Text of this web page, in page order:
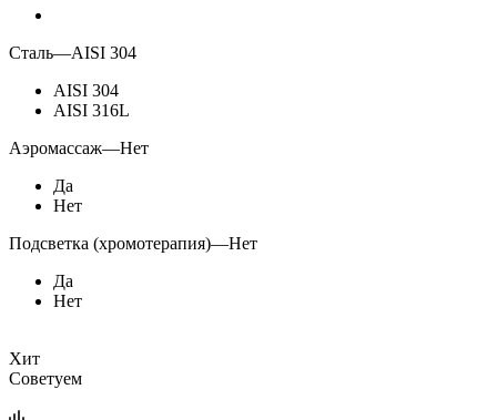
Сталь—AISI 304
AISI 304
AISI 316L
Аэромассаж—Нет
Да
Нет
Подсветка (хромотерапия)—Нет
Да
Нет
Хит
Советуем